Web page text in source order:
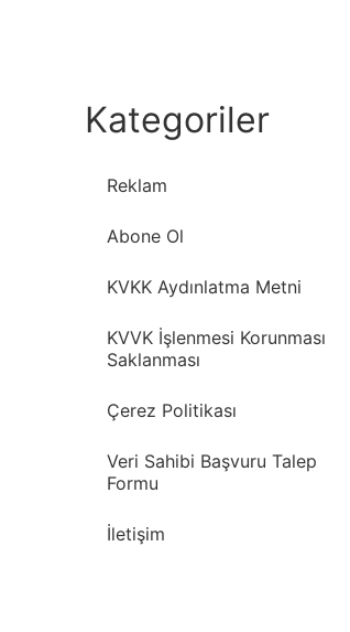
Kategoriler
Reklam
Abone Ol
KVKK Aydınlatma Metni
KVVK İşlenmesi Korunması
Saklanması
Çerez Politikası
Veri Sahibi Başvuru Talep
Formu
İletişim